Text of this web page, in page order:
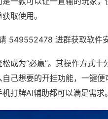
取使用。
549552478 进群获取软件
成为“必赢”。其操作方式
己想要的开挂功能，一键
打牌AI辅助都可以满足需求。